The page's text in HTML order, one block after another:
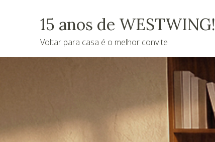
15 anos de WESTWING!
Voltar para casa é o melhor convite